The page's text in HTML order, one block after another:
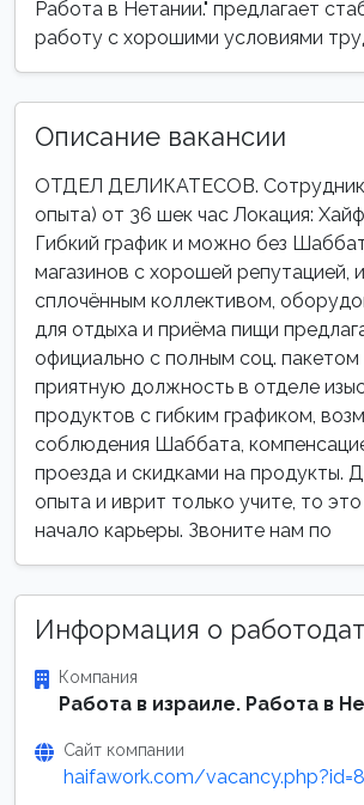
Работа в Нетании." предлагает
работу с хорошими условиями
Описание вакансии
ОТДЕЛ ДЕЛИКАТЕСОВ. Сотрудник
опыта) от 36 шек час Локация:
Гибкий график и можно без
магазинов с хорошей репутацией,
сплочённым коллективом,
для отдыха и приёма пищи
официально с полным соц.
приятную должность в отделе
продуктов с гибким графиком,
соблюдения Шаббата,
проезда и скидками на продукты.
опыта и иврит только учите, то
начало карьеры. Звоните нам по
Информация о
Компания
Работа в израиле. Работа в
Сайт компании
haifawork.com/